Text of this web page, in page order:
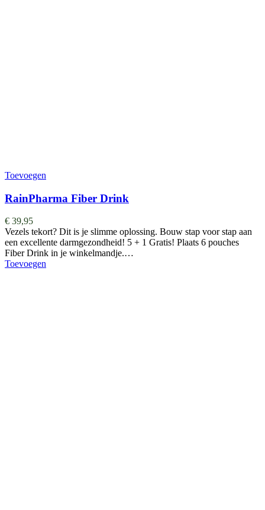
Toevoegen
RainPharma Fiber Drink
€ 39,95
Vezels tekort? Dit is je slimme oplossing. Bouw stap voor stap aan
een excellente darmgezondheid! 5 + 1 Gratis! Plaats 6 pouches
Fiber Drink in je winkelmandje.…
Toevoegen